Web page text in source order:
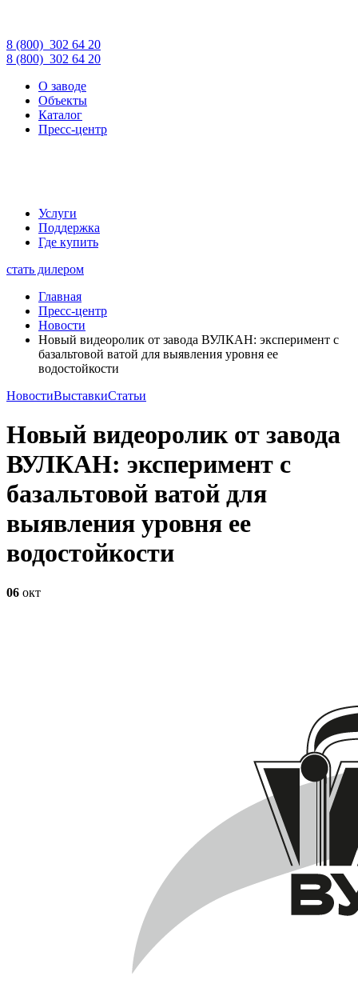
8 (800) 302 64 20
8 (800) 302 64 20
О заводе
Объекты
Каталог
Пресс-центр
Услуги
Поддержка
Где купить
стать дилером
Главная
Пресс-центр
Новости
Новый видеоролик от завода ВУЛКАН: эксперимент с
базальтовой ватой для выявления уровня ее
водостойкости
НовостиВыставкиСтатьи
Новый видеоролик от завода
ВУЛКАН: эксперимент с
базальтовой ватой для
выявления уровня ее
водостойкости
06 окт